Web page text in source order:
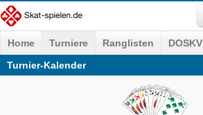
Home Turniere Ranglisten DOSKV
Turnier-Kalender